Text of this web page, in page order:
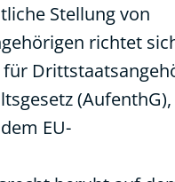
Stellung von
richtet
(AufenthG),
EU-